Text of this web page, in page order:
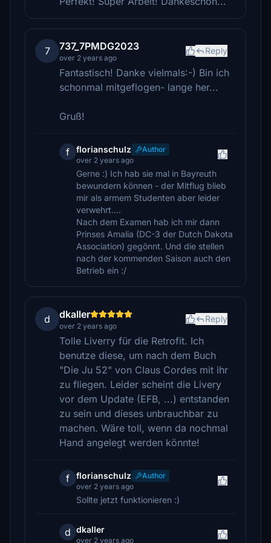
7 737_7PMDG2023
over 2 years ago
Reply
Fantastisch! Danke vielmals:-) Bin ich
schonmal mitgeflogen- lange her...
Gruß!
f florianschulz
Author
over 2 years ago
Gerne :) Ich hab sie mal in Bayreuth
bewundern können - der Mitflug blieb
mir als armem Studenten aber leider
verwehrt....
Nach dem Examen hab ich mir dann
Prinses Amalia (DC-3 der Dutch Dakota
Association) gegönnt. Und die stellen
nach der kommenden Saison auch den
Betrieb ein :/
d dkaller
over 2 years ago
Reply
Tolle Liverry für die Retrofit. Ich
benutze diese, um nach dem Buch
"Die Ju 52" von Claus Cordes mit ihr
zu fliegen. Leider scheint die Livery
vor dem Update (EFB, ...) entstanden
zu sein und dieses unbrauchbar zu
machen. Wäre toll, wenn da nochmal
Hand angelegt werden könnte!
f florianschulz
Author
over 2 years ago
Sollte jetzt funktionieren :)
d dkaller
over 2 years ago